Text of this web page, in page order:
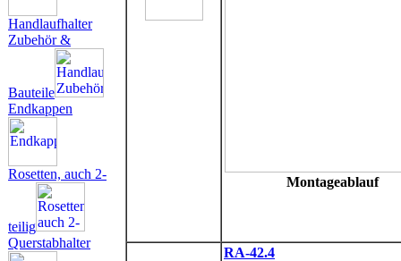
Handlaufhalter
Zubehör &
Bauteile
Endkappen
Rosetten, auch 2-
teilig
Querstabhalter
Montageablauf
RA-42.4